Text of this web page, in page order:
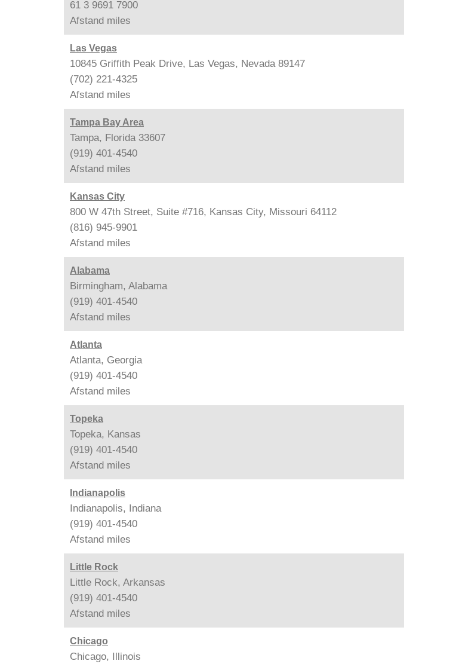
61 3 9691 7900
Afstand miles
Las Vegas
10845 Griffith Peak Drive, Las Vegas, Nevada 89147
(702) 221-4325
Afstand miles
Tampa Bay Area
Tampa, Florida 33607
(919) 401-4540
Afstand miles
Kansas City
800 W 47th Street, Suite #716, Kansas City, Missouri 64112
(816) 945-9901
Afstand miles
Alabama
Birmingham, Alabama
(919) 401-4540
Afstand miles
Atlanta
Atlanta, Georgia
(919) 401-4540
Afstand miles
Topeka
Topeka, Kansas
(919) 401-4540
Afstand miles
Indianapolis
Indianapolis, Indiana
(919) 401-4540
Afstand miles
Little Rock
Little Rock, Arkansas
(919) 401-4540
Afstand miles
Chicago
Chicago, Illinois